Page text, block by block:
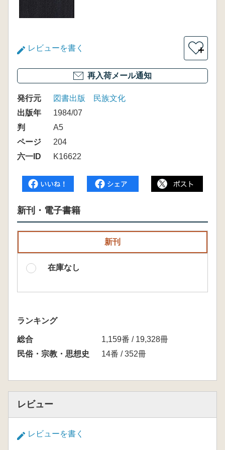
レビューを書く ＋
再入荷メール通知
発行元
図書出版 民族文化
出版年
1984/07
判
A5
ページ
204
六一ID
K16622
新刊・電子書籍
新刊
在庫なし
ランキング
総合
1,159番 / 19,328冊
民俗・宗教・思想史
14番 / 352冊
レビュー
レビューを書く